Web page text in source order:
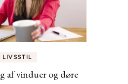
LIVSSTIL
af vinduer og døre